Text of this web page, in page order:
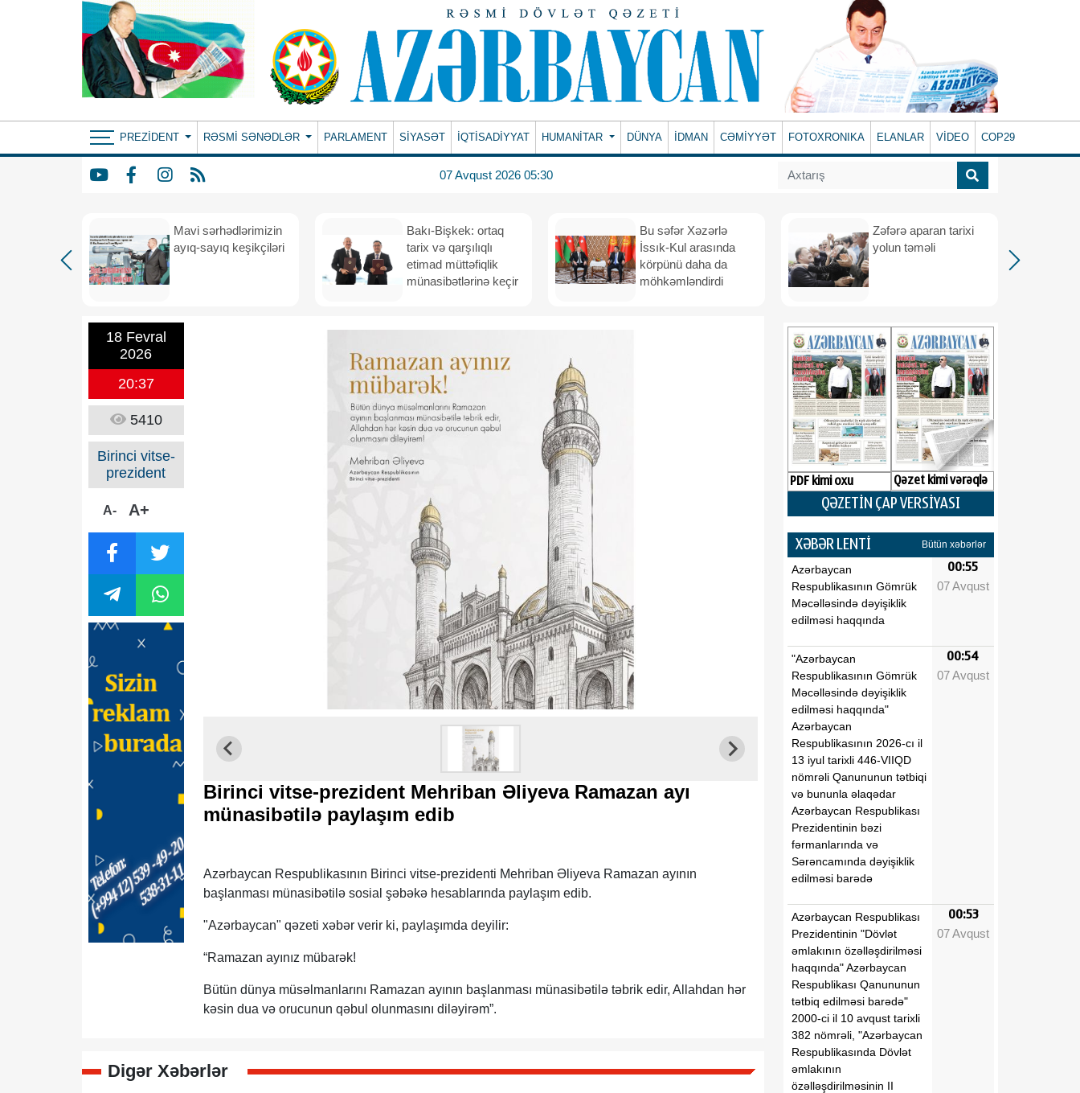
PREZIDENT RƏSMI SƏNƏDLƏR PARLAMENT SİYASƏT İQTİSADİYYAT HUMANITAR DÜNYA İDMAN CƏMİYYƏT FOTOXRONIKA ELANLAR VİDEO COP29
07 Avqust 2026 05:30
Mavi sərhədlərimizin
ayıq-sayıq keşikçiləri
Bakı-Bişkek: ortaq
tarix və qarşılıqlı
etimad müttəfiqlik
münasibətlərinə keçir
Bu səfər Xəzərlə
İssık-Kul arasında
körpünü daha da
möhkəmləndirdi
Zəfərə aparan tarixi
yolun təməli
18 Fevral
2026
20:37
5410
Birinci vitse-
prezident
A- A+
Birinci vitse-prezident Mehriban Əliyeva Ramazan ayı
münasibətilə paylaşım edib
Azərbaycan Respublikasının Birinci vitse-prezidenti Mehriban Əliyeva Ramazan ayının
başlanması münasibətilə sosial şəbəkə hesablarında paylaşım edib.
"Azərbaycan" qəzeti xəbər verir ki, paylaşımda deyilir:
“Ramazan ayınız mübarək!
Bütün dünya müsəlmanlarını Ramazan ayının başlanması münasibətilə təbrik edir, Allahdan hər
kəsin dua və orucunun qəbul olunmasını diləyirəm”.
Digər Xəbərlər
PDF kimi oxu Qəzet kimi vərəqlə
QƏZETİN ÇAP VERSİYASI
XƏBƏR LENTİ Bütün xəbərlər
Azərbaycan
Respublikasının Gömrük
Məcəlləsində dəyişiklik
edilməsi haqqında
00:55
07 Avqust
"Azərbaycan
Respublikasının Gömrük
Məcəlləsində dəyişiklik
edilməsi haqqında"
Azərbaycan
Respublikasının 2026-cı il
13 iyul tarixli 446-VIIQD
nömrəli Qanununun tətbiqi
və bununla əlaqədar
Azərbaycan Respublikası
Prezidentinin bəzi
fərmanlarında və
Sərəncamında dəyişiklik
edilməsi barədə
00:54
07 Avqust
Azərbaycan Respublikası
Prezidentinin "Dövlət
əmlakının özəlləşdirilməsi
haqqında" Azərbaycan
Respublikası Qanununun
tətbiq edilməsi barədə"
2000-ci il 10 avqust tarixli
382 nömrəli, "Azərbaycan
Respublikasında Dövlət
əmlakının
özəlləşdirilməsinin II
00:53
07 Avqust